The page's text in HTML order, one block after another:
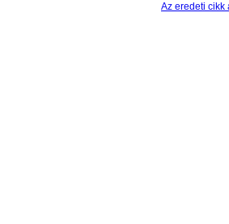
Az eredeti cikk